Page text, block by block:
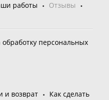
работы
Отзывы
персональных
и возврат
Как сделать